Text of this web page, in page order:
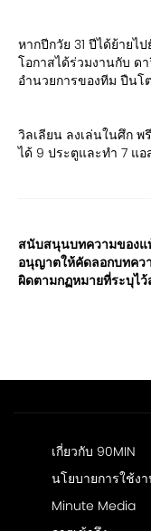
หากปีกวัย 31 ปีได้ย้ายไ
โอกาสได้ร่วมงานกับ ด
อำนวยการของทีม ปืน
วิลเลียน ลงเล่นในศึก พ
ได้ 9 ประตูและทำ 7 แ
สนับสนุนบทความของแ
อนุญาตให้คัดลอกบทคว
ผิดตามกฏหมายที่ระบุไ
เกี่ยวกับ 90MIN
นโยบายการใช้ง
Minute Media